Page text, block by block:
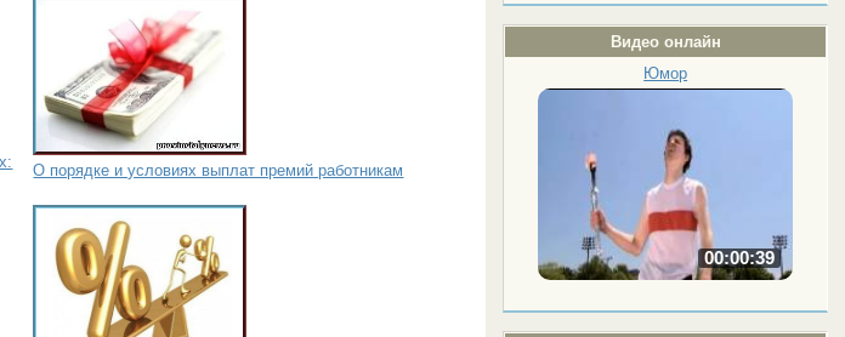
Видео онлайн
Юмор
00:00:39
О порядке и условиях выплат премий работникам